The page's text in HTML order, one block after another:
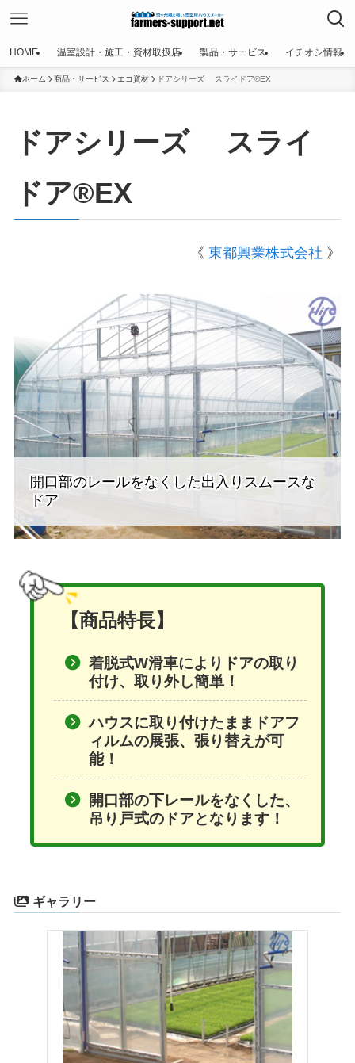
HOME 温室設計・施工・資材取扱店 製品・サービス イチオシ情報
ホーム 商品・サービス エコ資材 ドアシリーズ スライドア®EX
ドアシリーズ スライ
ドア®EX
《東都興業株式会社 》
開口部のレールをなくした出入りスムースな
ドア
【商品特長】
着脱式W滑車によりドアの取り
付け、取り外し簡単！
ハウスに取り付けたままドアフ
ィルムの展張、張り替えが可
能！
開口部の下レールをなくした、
吊り戸式のドアとなります！
ギャラリー